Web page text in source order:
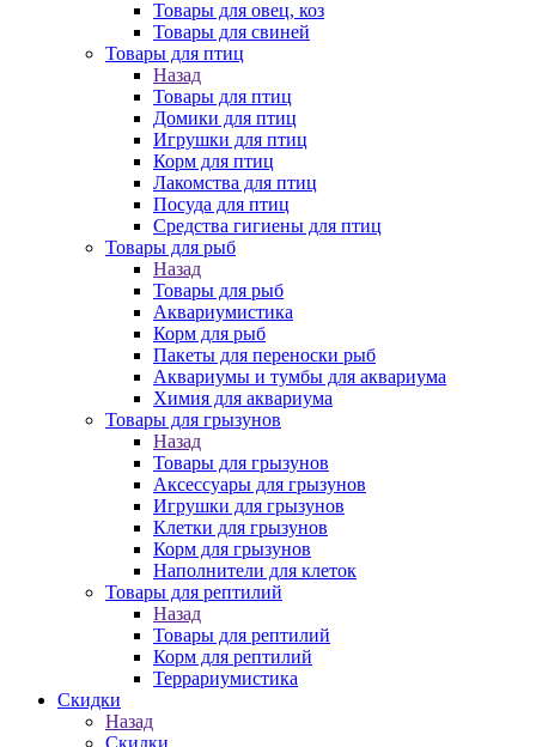
Товары для овец, коз
Товары для свиней
Товары для птиц
Назад
Товары для птиц
Домики для птиц
Игрушки для птиц
Корм для птиц
Лакомства для птиц
Посуда для птиц
Средства гигиены для птиц
Товары для рыб
Назад
Товары для рыб
Аквариумистика
Корм для рыб
Пакеты для переноски рыб
Аквариумы и тумбы для аквариума
Химия для аквариума
Товары для грызунов
Назад
Товары для грызунов
Аксессуары для грызунов
Игрушки для грызунов
Клетки для грызунов
Корм для грызунов
Наполнители для клеток
Товары для рептилий
Назад
Товары для рептилий
Корм для рептилий
Террариумистика
Скидки
Назад
Скидки